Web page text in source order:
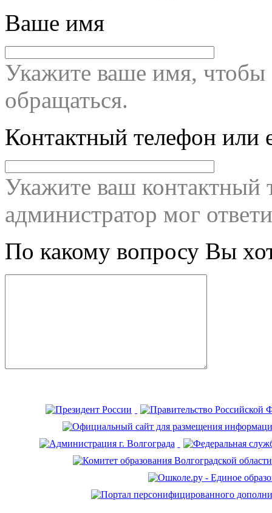
Ваше имя
Укажите ваше имя, чтобы
обращаться.
Контактный телефон или
Укажите ваш контактный
администратор мог
По какому вопросу Вы